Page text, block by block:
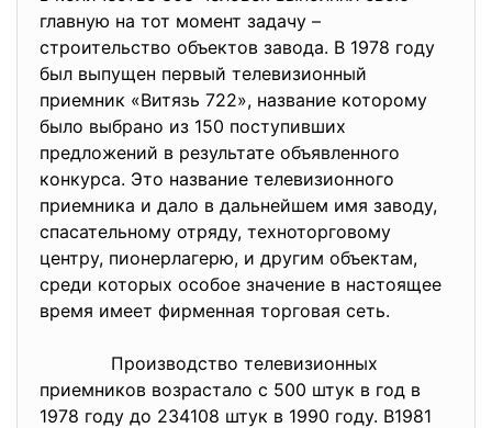
главную на тот момент задачу –
строительство объектов завода. В 1978 году
был выпущен первый телевизионный
приемник «Витязь 722», название которому
было выбрано из 150 поступивших
предложений в результате объявленного
конкурса. Это название телевизионного
приемника и дало в дальнейшем имя заводу,
спасательному отряду, техноторговому
центру, пионерлагерю, и другим объектам,
среди которых особое значение в настоящее
время имеет фирменная торговая сеть.
Производство телевизионных
приемников возрастало с 500 штук в год в
1978 году до 234108 штук в 1990 году. В1981